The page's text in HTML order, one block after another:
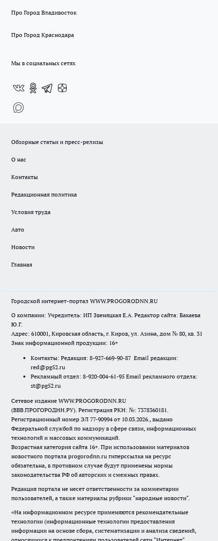
Про Город Владивосток
Про Город Краснодара
Мы в социальных сетях
Обзорные статьи и пресс-релизы
О нас
Контакты
Редакционная политика
Условия труда
Авто
Новости
Главная
Городской интернет-портал WWW.PROGORODNN.RU
О компании: Учредитель: ИП Звеняцкая Е.А. Редактор сайта: Бакаева
Ю.Г.
Адрес: 610001, Кировская область, г. Киров, ул. Азина, дом № 80, кв. 31
Знак информационной продукции: 16+
Контакты: Редакция: 8-927-669-90-87 Email редакции:
red@pg52.ru
Рекламный отдел: 8-920-004-61-95 Email рекламного отдела:
st@pg52.ru
Сетевое издание WWW.PROGORODNN.RU
(ВВВ.ПРОГОРОДНН.РУ). Регистрация РКН: №: 7378360181.
Регистрационный номер ЭЛ 77-90994 от 10.03.2026., выдано
Федеральной службой по надзору в сфере связи, информационных
технологий и массовых коммуникаций.
Возрастная категория сайта 16+. При использовании материалов
новостного портала progorodnn.ru гиперссылка на ресурс
обязательна, в противном случае будут применены нормы
законодательства РФ об авторских и смежных правах.
Редакция портала не несет ответственности за комментарии
пользователей, а также материалы рубрики "народные новости".
«На информационном ресурсе применяются рекомендательные
технологии (информационные технологии предоставления
информации на основе сбора, систематизации и анализа сведений,